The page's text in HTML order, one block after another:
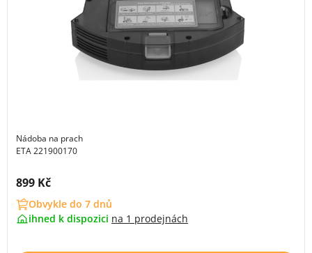
Nádoba na prach
ETA 221900170
Cena s DPH:
899 Kč
Obvykle do 7 dnů
ihned k dispozici na 1 prodejnách